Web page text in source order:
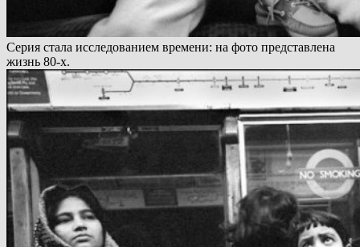
Серия стала исследованием времени: на фото представлена
жизнь 80-х.